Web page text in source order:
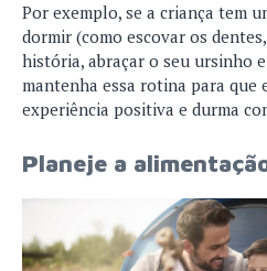
Por exemplo, se a criança tem
dormir (como escovar os
história, abraçar o seu ursinho
mantenha essa rotina para que
experiência positiva e durma
Planeje a